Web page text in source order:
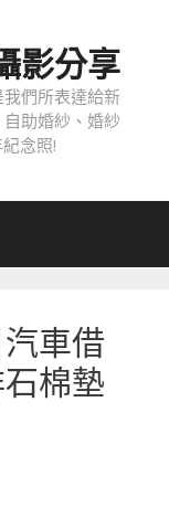
影分享
們所表達給新
助婚紗、婚紗
念照!
車借
棉墊